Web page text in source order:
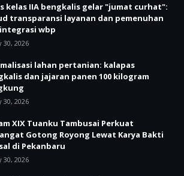
kelas IIA bengkalis gelar "jumat curhat":
transparansi layanan dan pemenuhan
wbp
30, 2026
lahan pertanian: kalapas
dan jajaran panen 100 kilogram
30, 2026
XIX Tuanku Tambusai Perkuat
Gotong Royong Lewat Karya Bakti
di Pekanbaru
30, 2026